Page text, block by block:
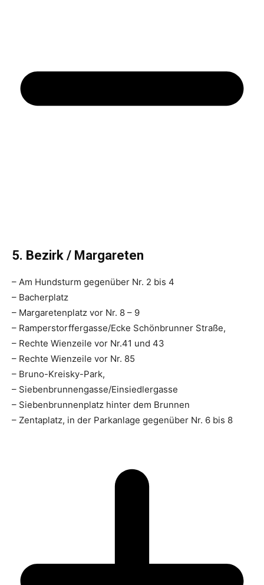
5. Bezirk / Margareten
– Am Hundsturm gegenüber Nr. 2 bis 4
– Bacherplatz
– Margaretenplatz vor Nr. 8 – 9
– Ramperstorffergasse/Ecke Schönbrunner Straße,
– Rechte Wienzeile vor Nr.41 und 43
– Rechte Wienzeile vor Nr. 85
– Bruno-Kreisky-Park,
– Siebenbrunnengasse/Einsiedlergasse
– Siebenbrunnenplatz hinter dem Brunnen
– Zentaplatz, in der Parkanlage gegenüber Nr. 6 bis 8